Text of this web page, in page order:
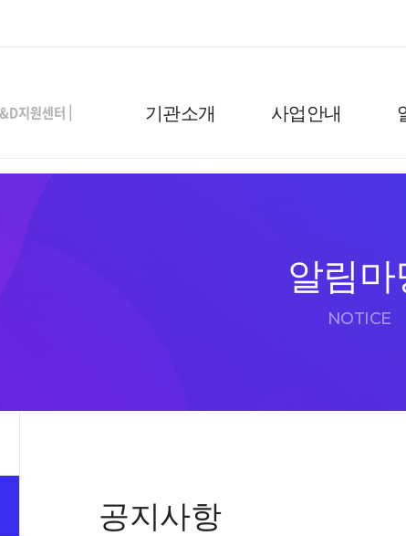
기관소개 사업안내
알림마
NOTICE
공지사항